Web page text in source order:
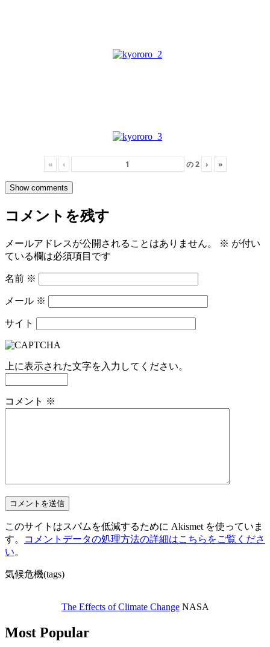
« ‹ の2 › »
Show comments
コメントを残す
メールアドレスが公開されることはありません。 ※ が付い
ている欄は必須項目です
名前 ※
メール ※
サイト
上に表示された文字を入力してください。
コメント ※
このサイトはスパムを低減するために Akismet を使っていま
す。
コメントデータの処理方法の詳細はこちらをご覧くださ
い。
気候危機(tags)
The Effects of Climate ChangeNASA
Most Popular